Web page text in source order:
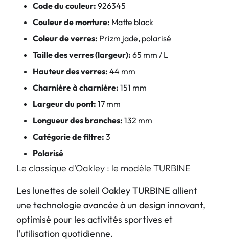
Code du couleur: 926345
Couleur de monture: Matte black
Coleur de verres: Prizm jade, polarisé
Taille des verres (largeur): 65 mm / L
Hauteur des verres: 44 mm
Charnière à charnière: 151 mm
Largeur du pont: 17 mm
Longueur des branches: 132 mm
Catégorie de filtre: 3
Polarisé
Le classique d'Oakley : le modèle TURBINE
Les lunettes de soleil Oakley TURBINE allient
une technologie avancée à un design innovant,
optimisé pour les activités sportives et
l'utilisation quotidienne.